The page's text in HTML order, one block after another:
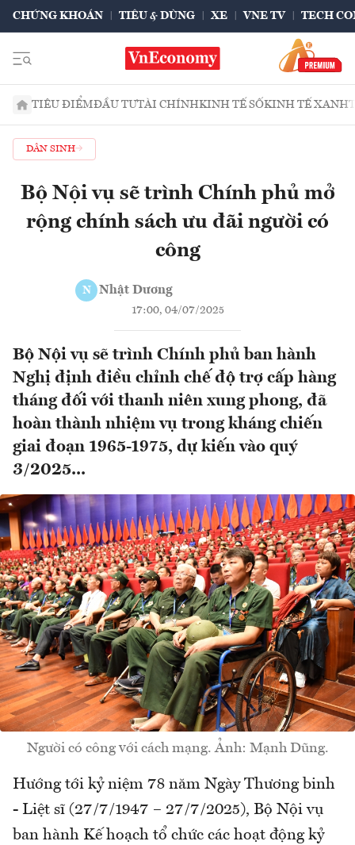
CHỨNG KHOÁN TIÊU & DÙNG XE VNE TV TECH
TIÊU ĐIỂMĐẦU TƯTÀI CHÍNHKINH TẾ SỐKINH TẾ XANH
DÂN SINH
Bộ Nội vụ sẽ trình Chính phủ mở
rộng chính sách ưu đãi người có
công
N Nhật Dương
17:00, 04/07/2025
Bộ Nội vụ sẽ trình Chính phủ ban hành
Nghị định điều chỉnh chế độ trợ cấp hàng
tháng đối với thanh niên xung phong, đã
hoàn thành nhiệm vụ trong kháng chiến
giai đoạn 1965-1975, dự kiến vào quý
3/2025...
Người có công với cách mạng. Ảnh: Mạnh Dũng.
Hướng tới kỷ niệm 78 năm Ngày Thương binh
- Liệt sĩ (27/7/1947 – 27/7/2025), Bộ Nội vụ
ban hành Kế hoạch tổ chức các hoạt động kỷ